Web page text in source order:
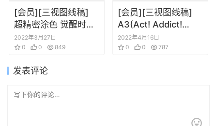
[会员][三视图线稿]
超精密涂色 觉醒时刻
超清线稿
2022年3月27日
0
0 849
[会员][三视图线稿]
A3(Act! Addict!
Actors!) 动画资料设
定线稿原画集
2022年4月16日
0
0 787
发表评论